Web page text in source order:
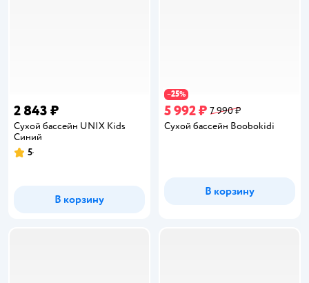
2 843 ₽
Сухой бассейн UNIX Kids
Синий
Рейтинг:
5
В корзину
−25%
5 992 ₽ 7 990 ₽
Сухой бассейн Boobokidi
В корзину